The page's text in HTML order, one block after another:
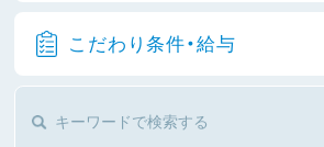
こだわり条件・給与